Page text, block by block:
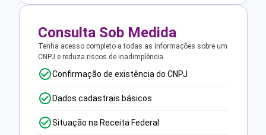
Consulta Sob Medida
Tenha acesso completo a todas as informações sobre um
CNPJ e reduza riscos de inadimplência.
Confirmação de existência do CNPJ
Dados cadastrais básicos
Situação na Receita Federal